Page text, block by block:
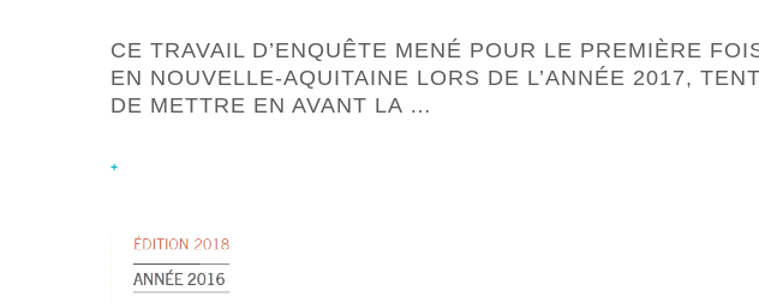
CE TRAVAIL D’ENQUÊTE MENÉ POUR LE PREMIÈRE
EN NOUVELLE-AQUITAINE LORS DE L’ANNÉE 2017,
DE METTRE EN AVANT LA …
+